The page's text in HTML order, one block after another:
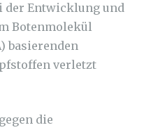
der Entwicklung und
Botenmolekül
basierenden
verletzt
die